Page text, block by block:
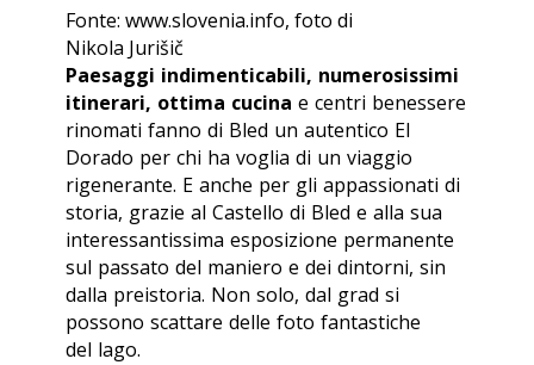
Fonte: www.slovenia.info, foto di
Nikola Jurišič
Paesaggi indimenticabili, numerosissimi
itinerari, ottima cucina e centri benessere
rinomati fanno di Bled un autentico El
Dorado per chi ha voglia di un viaggio
rigenerante. E anche per gli appassionati di
storia, grazie al Castello di Bled e alla sua
interessantissima esposizione permanente
sul passato del maniero e dei dintorni, sin
dalla preistoria. Non solo, dal grad si
possono scattare delle foto fantastiche
del lago.